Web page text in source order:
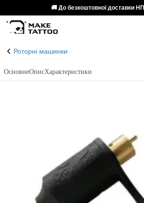
🚚 До безкоштовної доставки НП
Роторні машинки
ОсновнеОписХарактеристики